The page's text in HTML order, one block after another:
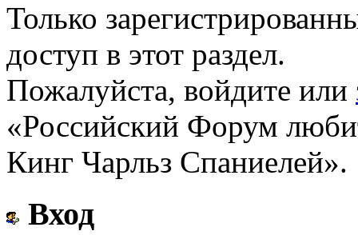
Только
доступ в этот раздел.
Пожалуйста, войдите или
«Российский Форум
Кинг Чарльз Спаниелей».
Вход